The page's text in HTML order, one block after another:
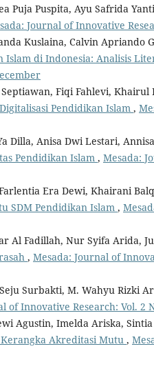
Puja Puspita, Ayu Safrida
Journal of Innovative
Kuslaina, Calvin Apriando
Islam di Indonesia: Analisis
Fiqi Fahlevi, Khairul
Pendidikan Islam ,
Dilla, Anisa Dwi Lestari,
Pendidikan Islam , Mesada:
Era Dewi, Khairani
SDM Pendidikan Islam ,
Al Fadillah, Nur Syifa Arida,
, Mesada: Journal of
Surbakti, M. Wahyu Rizki
of Innovative Research: Vol. 2
Agustin, Imelda Ariska,
Akreditasi Mutu ,